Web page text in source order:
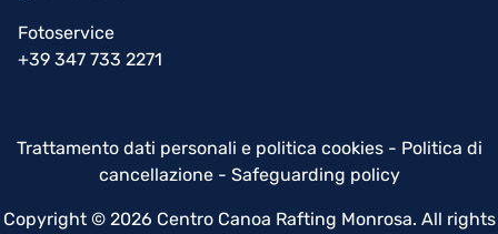
Fotoservice
+39 347 733 2271
Trattamento dati personali e politica cookies- Politica di
cancellazione - Safeguarding policy
Copyright © 2026 Centro Canoa Rafting Monrosa. All rights